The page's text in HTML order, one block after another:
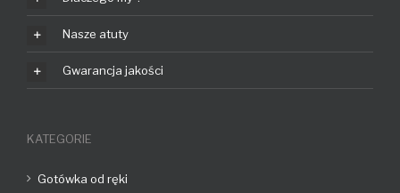
Nasze atuty
Gwarancja jakości
KATEGORIE
Gotówka od ręki